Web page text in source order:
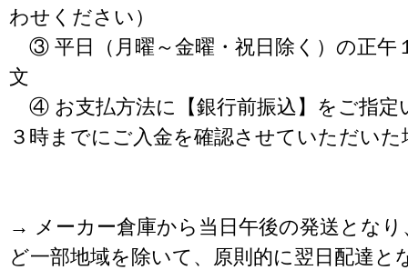
わせください）
③ 平日（月曜～金曜・祝日除く）の正午
文
④ お支払方法に【銀行前振込】をご指定
３時までにご入金を確認させていただいた
→ メーカー倉庫から当日午後の発送となり
ど一部地域を除いて、原則的に翌日配達と